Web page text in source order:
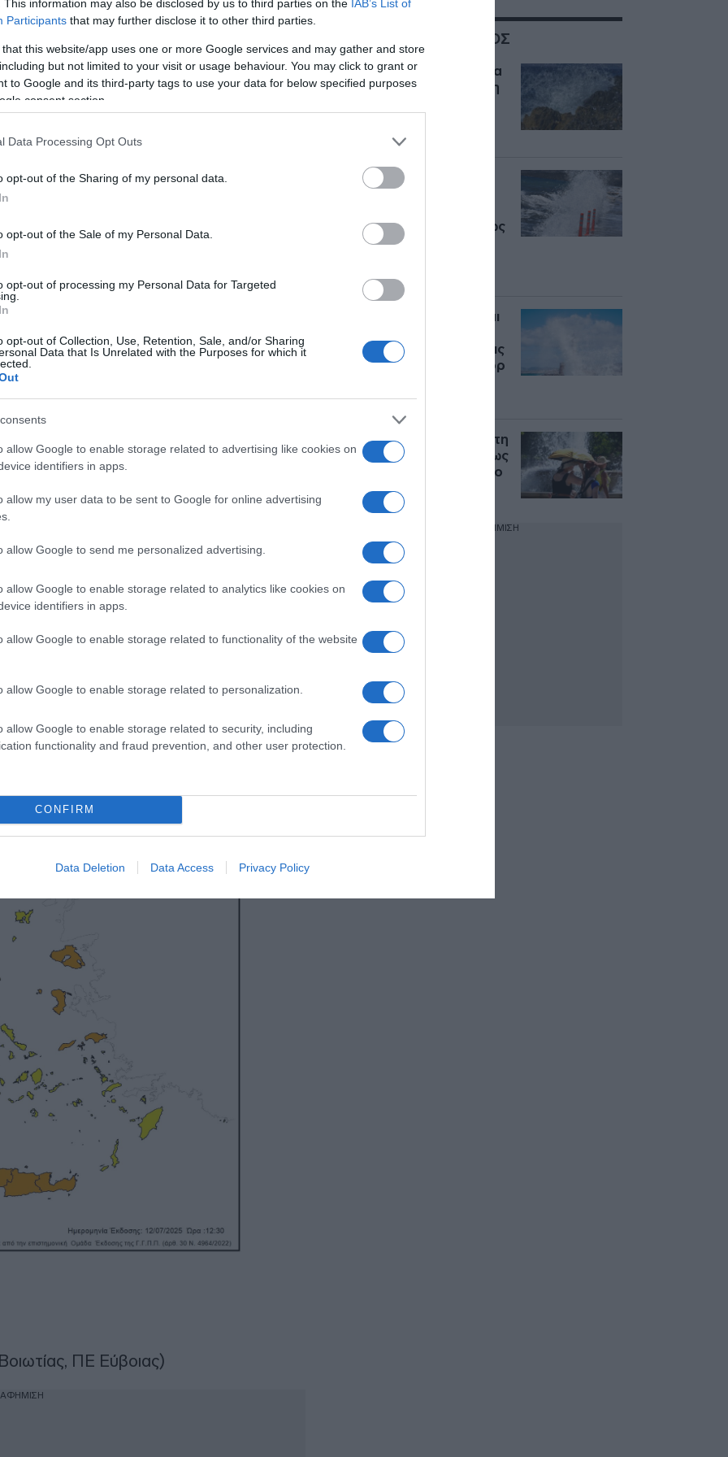
This information may also be disclosed by us to third parties on the IAB’s List of
Participants that may further disclose it to other third parties.
that this website/app uses one or more Google services and may gather and store
but not limited to your visit or usage behaviour. You may click to grant or
to Google and its third-party tags to use your data for below specified purposes
consent section.
Data Processing Opt Outs
opt-out of the Sharing of my personal data.
opt-out of the Sale of my Personal Data.
opt-out of processing my Personal Data for Targeted
opt-out of Collection, Use, Retention, Sale, and/or Sharing
Data that Is Unrelated with the Purposes for which it
allow Google to enable storage related to advertising like cookies on
identifiers in apps.
allow my user data to be sent to Google for online advertising
allow Google to send me personalized advertising.
allow Google to enable storage related to analytics like cookies on
identifiers in apps.
allow Google to enable storage related to functionality of the website
allow Google to enable storage related to personalization.
allow Google to enable storage related to security, including
functionality and fraud prevention, and other user protection.
CONFIRM
Data Deletion Data Access Privacy Policy
, ταΔωδεκάνησακαι τη
τους
Κελσίου.
3 με 5 μποφόρ. Στα ανατολικά
με 6 και τοπικά στο Αιγαίο έως 7
τον κίνδυνο πυρκαγιάς με
σε πορτοκαλί συναγερμό για την
επιπέδου 4 θα βρίσκονται η Αττική,
της Πελοποννήσου όπως επίσης και τα
ΠΕ Εύβοιας)
ΣΧΕΤΙΚΑ ΜΕ:ΚΑΙΡΟΣ
Καιρός: Επιμένουν τα
μελτέμια, ανεβαίνει η
κίνδυνος πυρκαγιών
Καιρός σήμερα:
Υψηλές
ισχυροί βοριάδες έως
8 μποφόρ –
Καιρός: Συνεχίζονται
ημέρες οι θυελλώδεις
άνεμοι έως 8 μποφόρ
θερμοκρασίας
Καιρός σήμερα: Ζέστη
και ισχυροί άνεμοι έως
8 μποφόρ στο Αιγαίο
ΔΙΑΦΗΜΙΣΗ